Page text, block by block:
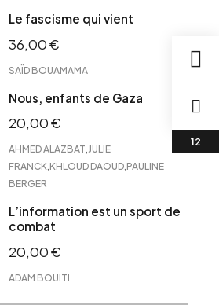
Le fascisme qui vient
36,00€
SAÏD BOUAMAMA
Nous, enfants de Gaza
20,00€
AHMED ALAZBAT JULIE
FRANCK KHLOUD DAOUD PAULINE
BERGER
L’information est un sport de
combat
20,00€
ADAM BOUITI